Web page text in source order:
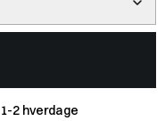
1-2 hverdage